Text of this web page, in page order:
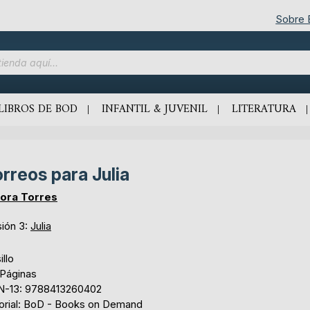
Sobre
DE BOD INFANTIL & JUVENIL LITERATURA
para Julia
Torres
3: Julia
13: 9788413260402
BoD - Books on Demand